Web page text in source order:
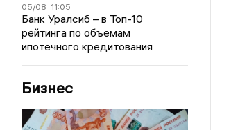
05/08 11:05
Банк Уралсиб – в Топ-10
рейтинга по объемам
ипотечного кредитования
Бизнес